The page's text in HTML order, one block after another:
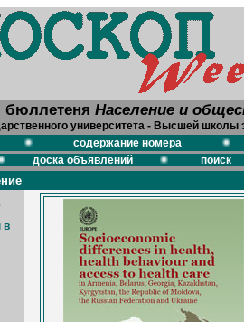
бюллетеня Население и
университета - Высшей школы
содержание номера
доска объявлений поиск
в